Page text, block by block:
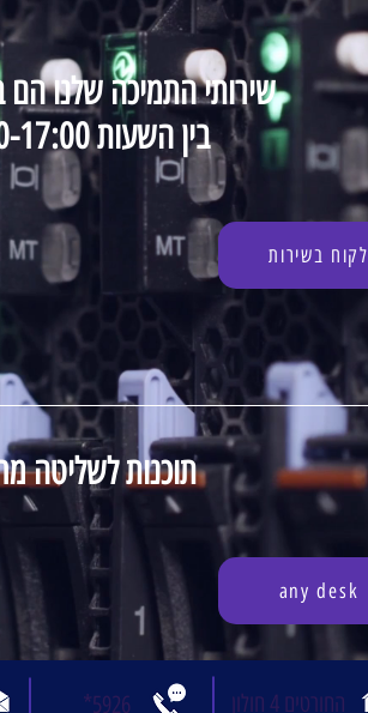
שירותי התמיכה שלנו
בין השעות 8:00-17:00
לקוח בשירות
תוכנות לשליטה
any desk
5926
* החורטים 4 חולון